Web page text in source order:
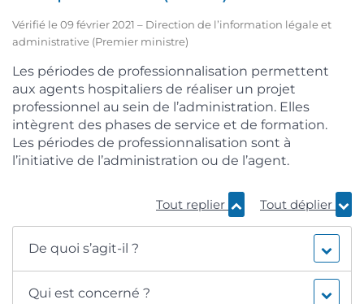
Vérifié le 09 février 2021 – Direction de l’information légale et
administrative (Premier ministre)
Les périodes de professionnalisation permettent
aux agents hospitaliers de réaliser un projet
professionnel au sein de l’administration. Elles
intègrent des phases de service et de formation.
Les périodes de professionnalisation sont à
l’initiative de l’administration ou de l’agent.
Tout replier Tout déplier
De quoi s’agit-il ?
Qui est concerné ?